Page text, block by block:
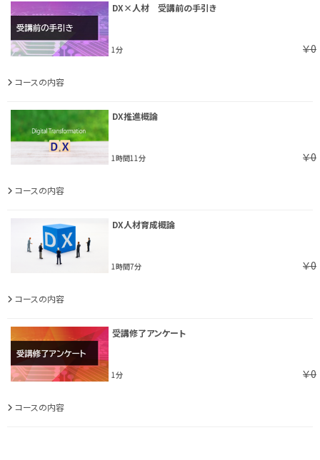
DX×人材 受講前の手引き
1分 ￥0
コースの内容
DX推進概論
1時間11分 ￥0
コースの内容
DX人材育成概論
1時間7分 ￥0
コースの内容
受講修了アンケート
1分 ￥0
コースの内容